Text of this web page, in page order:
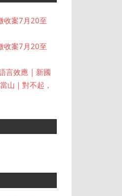
收案7月20至
收案7月20至
言效應 | 新國
山｜對不起，